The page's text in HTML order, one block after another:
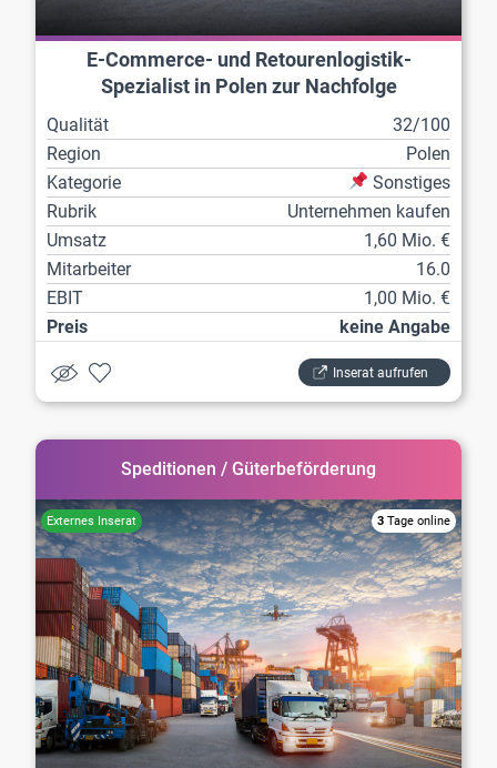
E-Commerce- und Retourenlogistik-
Spezialist in Polen zur Nachfolge
Qualität
32/100
Region
Polen
Kategorie
Sonstiges
Rubrik
Unternehmen kaufen
Umsatz
1,60 Mio. €
Mitarbeiter
16.0
EBIT
1,00 Mio. €
Preis
keine Angabe
Inserat aufrufen
Speditionen / Güterbeförderung
3 Tage online